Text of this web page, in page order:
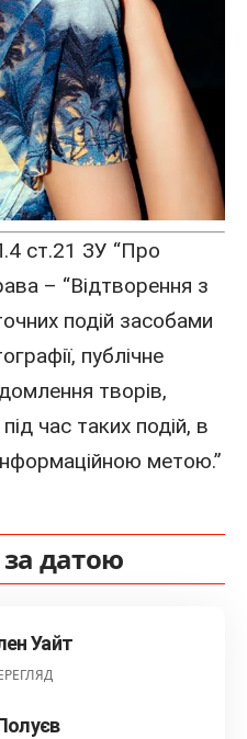
ст.21 ЗУ “Про
– “Відтворення з
подій засобами
публічне
творів,
час таких подій, в
метою.”
датою
Уайт